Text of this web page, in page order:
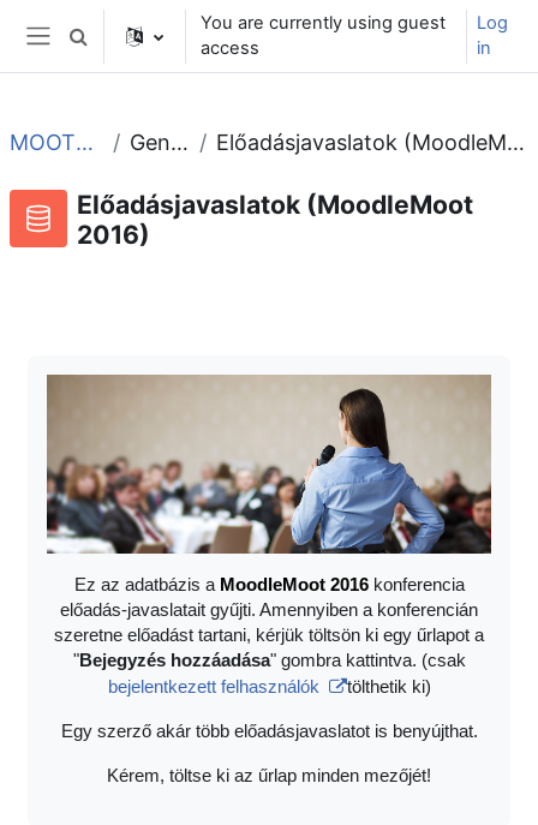
Skip to main content
Side panel
Toggle search input
You are currently using guest
access
Log
in
MOOT2016 General Előadásjavaslatok (MoodleMoot 2016)
Előadásjavaslatok (MoodleMoot
2016)
Ez az adatbázis a MoodleMoot 2016konferencia
előadás-javaslatait gyűjti. Amennyiben a konferencián
szeretne előadást tartani, kérjük töltsön ki egy űrlapot a
"Bejegyzés hozzáadása" gombra kattintva. (csak
bejelentkezett felhasználók
tölthetik ki)
Egy szerző akár több előadásjavaslatot is benyújthat.
Kérem, töltse ki az űrlap minden mezőjét!